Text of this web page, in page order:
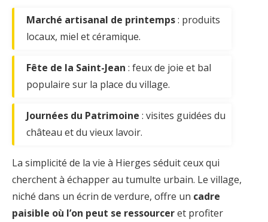
Marché artisanal de printemps: produits
locaux, miel et céramique.
Fête de la Saint-Jean : feux de joie et bal
populaire sur la place du village.
Journées du Patrimoine : visites guidées du
château et du vieux lavoir.
La simplicité de la vie à Hierges séduit ceux qui
cherchent à échapper au tumulte urbain. Le village,
niché dans un écrin de verdure, offre un cadre
paisible où l’on peut se ressourceret profiter